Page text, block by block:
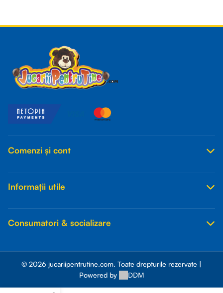
Comenzi și cont
Informații utile
Consumatori & socializare
© 2026 jucariipentrutine.com. Toate drepturile rezervate |
Powered by
DDM